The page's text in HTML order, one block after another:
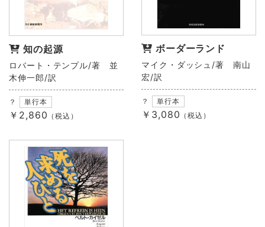
知の起源
ロバート・テンプル/著 並
木伸一郎/訳
？ 単行本
￥2,860 （税込）
ボーダーランド
マイク・ダッシュ/著 南山
宏/訳
？ 単行本
￥3,080 （税込）